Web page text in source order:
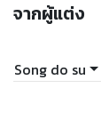
จากผู้แต่ง
Song do su